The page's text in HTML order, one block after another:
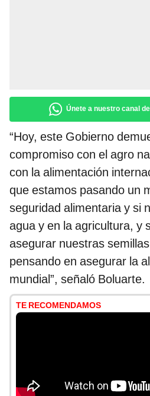
Únete a nuestro canal
“Hoy, este Gobierno
compromiso con el agro
con la alimentación
que estamos pasando un
seguridad alimentaria y si
agua y en la agricultura, y
asegurar nuestras
pensando en asegurar la
mundial”, señaló Boluarte.
TE RECOMENDAMOS